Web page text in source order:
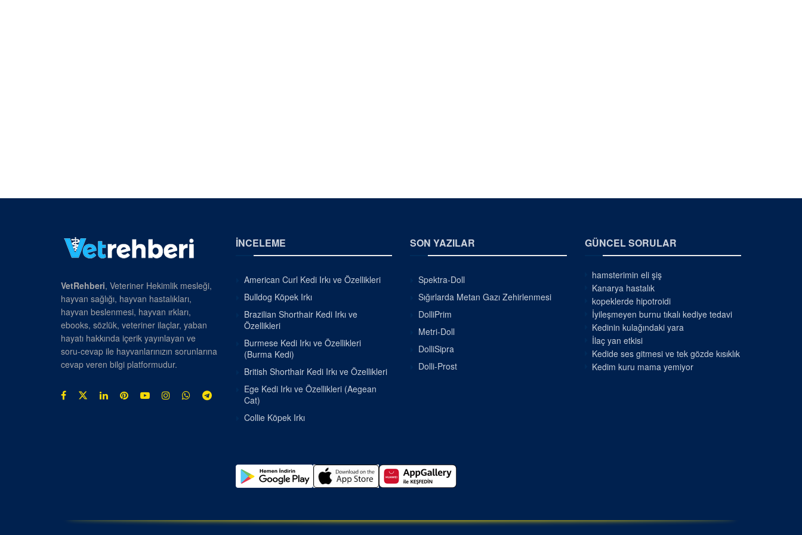
VetRehberi, Veteriner Hekimlik mesleği,
hayvan sağlığı, hayvan hastalıkları,
hayvan beslenmesi, hayvan ırkları,
ebooks, sözlük, veteriner ilaçlar, yaban
hayatı hakkında içerik yayınlayan ve
soru-cevap ile hayvanlarınızın sorunlarına
cevap veren bilgi platformudur.
İNCELEME
American Curl Kedi Irkı ve Özellikleri
Bulldog Köpek Irkı
Brazilian Shorthair Kedi Irkı ve
Özellikleri
Burmese Kedi Irkı ve Özellikleri
(Burma Kedi)
British Shorthair Kedi Irkı ve Özellikleri
Ege Kedi Irkı ve Özellikleri (Aegean
Cat)
Collie Köpek Irkı
SON YAZILAR
Spektra-Doll
Sığırlarda Metan Gazı Zehirlenmesi
DolliPrim
Metri-Doll
DolliSipra
Dolli-Prost
GÜNCEL SORULAR
hamsterimin eli şiş
Kanarya hastalık
kopeklerde hipotroidi
İyileşmeyen burnu tıkalı kediye tedavi
Kedinin kulağındaki yara
İlaç yan etkisi
Kedide ses gitmesi ve tek gözde kısıklık
Kedim kuru mama yemiyor